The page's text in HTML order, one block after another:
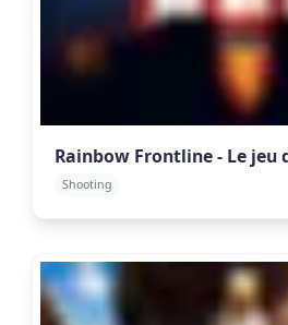
Rainbow Frontline - Le
Shooting